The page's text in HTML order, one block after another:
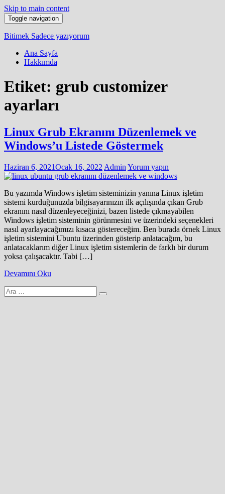
Skip to main content
Toggle navigation
Bitimek Sadece yazıyorum
Ana Sayfa
Hakkımda
Etiket: grub customizer
ayarları
Linux Grub Ekranını Düzenlemek ve
Windows’u Listede Göstermek
Haziran 6, 2021Ocak 16, 2022 Admin Yorum yapın
Bu yazımda Windows işletim sisteminizin yanına Linux işletim
sistemi kurduğunuzda bilgisayarınızın ilk açılışında çıkan Grub
ekranını nasıl düzenleyeceğinizi, bazen listede çıkmayabilen
Windows işletim sisteminin görünmesini ve üzerindeki seçenekleri
nasıl ayarlayacağımızı kısaca göstereceğim. Ben burada örnek Linux
işletim sistemini Ubuntu üzerinden gösterip anlatacağım, bu
anlatacaklarım diğer Linux işletim sistemlerin de farklı bir durum
yoksa çalışacaktır. Tabi […]
Devamını Oku
Arama
yap: